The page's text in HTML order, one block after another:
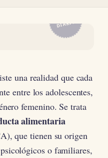
DIARIO
una realidad que cada
entre los adolescentes,
femenino. Se trata
alimentaria
que tienen su origen
o familiares,